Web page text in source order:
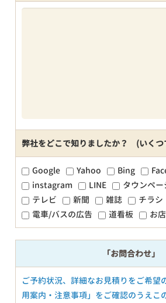
弊社をどこで知りましたか？ (いくつ
Google Yahoo Bing
instagram
LINE タウンペー
テレビ
新聞 雑誌
チラシ
電車/バスの広告
道看板 お
「お問合わせ」
ご予約状況、詳細なお見積りをご希望
用案内・注意事項」をご確認のうえこ